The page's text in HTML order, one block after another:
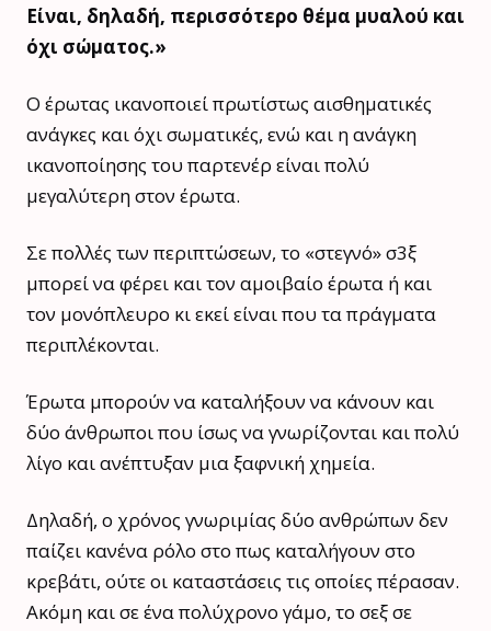
Είναι, δηλαδή, περισσότερο θέμα μυαλού και
όχι σώματος.»
O έρωτας ικανοποιεί πρωτίστως αισθηματικές
ανάγκες και όχι σωματικές, ενώ και η ανάγκη
ικανοποίησης του παρτενέρ είναι πολύ
μεγαλύτερη στον έρωτα.
Σε πολλές των περιπτώσεων, το «στεγνό» σ3ξ
μπορεί να φέρει και τον αμοιβαίο έρωτα ή και
τον μονόπλευρο κι εκεί είναι που τα πράγματα
περιπλέκονται.
Έρωτα μπορούν να καταλήξουν να κάνουν και
δύο άνθρωποι που ίσως να γνωρίζονται και πολύ
λίγο και ανέπτυξαν μια ξαφνική χημεία.
Δηλαδή, ο χρόνος γνωριμίας δύο ανθρώπων δεν
παίζει κανένα ρόλο στο πως καταλήγουν στο
κρεβάτι, ούτε οι καταστάσεις τις οποίες πέρασαν.
Ακόμη και σε ένα πολύχρονο γάμο, το σεξ σε